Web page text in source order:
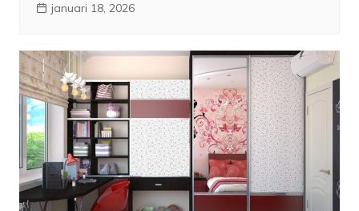
januari 18, 2026